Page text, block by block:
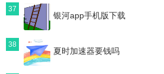
37
银河app手机版下载
38
夏时加速器要钱吗